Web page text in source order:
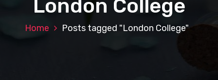
London College
Home Posts tagged "London College"